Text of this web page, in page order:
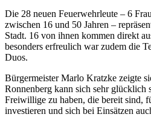
Die 28 neuen Feuerwehrleute – 6
zwischen 16 und 50 Jahren –
Stadt. 16 von ihnen kommen direkt
besonders erfreulich war zudem die
Duos.
Bürgermeister Marlo Kratzke zeigte
Ronnenberg kann sich sehr glücklich
Freiwillige zu haben, die bereit sind,
investieren und sich bei Einsätzen